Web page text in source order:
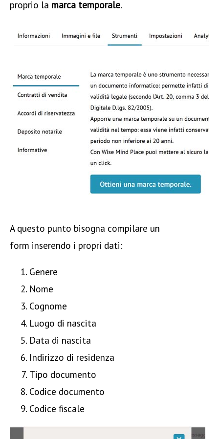
proprio la marca temporale.
A questo punto bisogna compilare un
form inserendo i propri dati:
Genere
Nome
Cognome
Luogo di nascita
Data di nascita
Indirizzo di residenza
Tipo documento
Codice documento
Codice fiscale